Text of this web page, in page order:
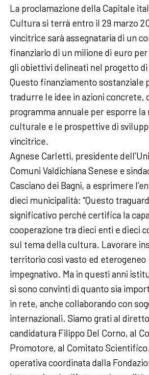
La proclamazione della Capitale
Cultura si terrà entro il 29 marzo
vincitrice sarà assegnataria di un
finanziario di un milione di euro
gli obiettivi delineati nel progetto
Questo finanziamento sostanziale
tradurre le idee in azioni concrete,
programma annuale per esporre la
culturale e le prospettive di
vincitrice.
Agnese Carletti, presidente
Comuni Valdichiana Senese e
Casciano dei Bagni, a esprimere
dieci municipalità: “Questo
significativo perché certifica la
cooperazione tra dieci enti e dieci
sul tema della cultura. Lavorare
territorio così vasto ed eterogeneo
impegnativo. Ma in questi anni
si sono convinti di quanto sia
in rete, anche collaborando con
internazionali. Siamo grati al
candidatura Filippo Del Corno, al
Promotore, al Comitato
operativa coordinata dalla